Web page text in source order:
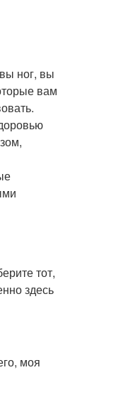
ног, вы
вам
тот,
здесь
моя